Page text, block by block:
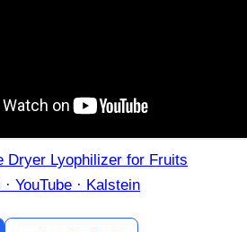
Dryer Lyophilizer for Fruits
YouTube · Kalstein